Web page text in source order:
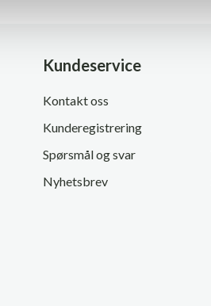
Kundeservice
Kontakt oss
Kunderegistrering
Spørsmål og svar
Nyhetsbrev